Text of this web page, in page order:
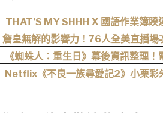
THAT’S MY SHHH X 國語作業簿睽
2」集結熊仔、陳嫺靜、山姆…完
詹皇無解的影響力！76人全美直播場
幕戰與聖誕大
《蜘蛛人：重生日》幕後資訊整理
戰」，湯姆點名想跟「霹靂火」合作
Netflix《不良一族尋愛記2》小栗彩